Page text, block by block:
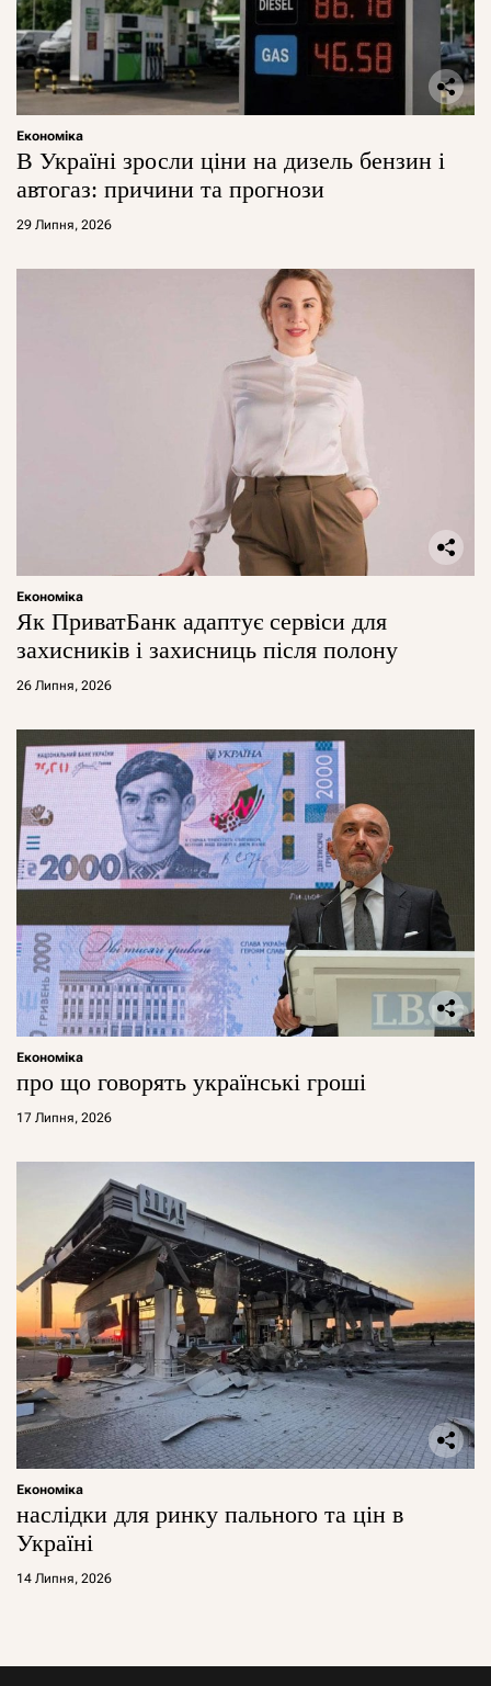
Економіка
В Україні зросли ціни на дизель бензин і
автогаз: причини та прогнози
29 Липня, 2026
Економіка
Як ПриватБанк адаптує сервіси для
захисників і захисниць після полону
26 Липня, 2026
Економіка
про що говорять українські гроші
17 Липня, 2026
Економіка
наслідки для ринку пального та цін в
Україні
14 Липня, 2026